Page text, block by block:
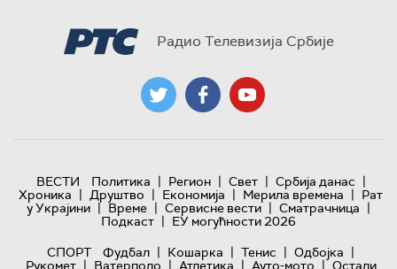
Радио Телевизија Србије
ВЕСТИ Политика | Регион | Свет | Србија данас |
Хроника | Друштво | Економија | Мерила времена | Рат
у Украјини | Време | Сервисне вести | Сматрачница |
Подкаст | ЕУ могућности 2026
СПОРТ
Фудбал | Кошарка | Тенис | Одбојка |
Рукомет | Ватерполо | Атлетика | Ауто-мото | Остали